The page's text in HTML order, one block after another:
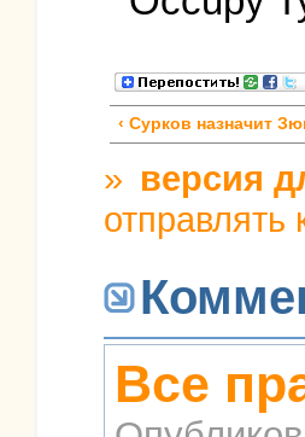
‹ Сурков назначит
» версия
отправлять
Все